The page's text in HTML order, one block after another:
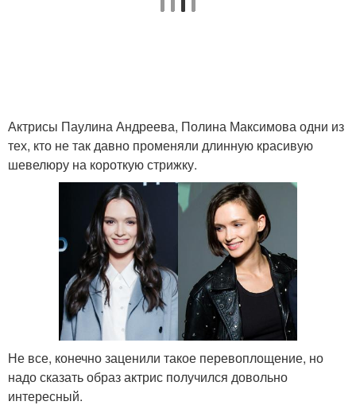
Актрисы Паулина Андреева, Полина Максимова одни из
тех, кто не так давно променяли длинную красивую
шевелюру на короткую стрижку.
Не все, конечно заценили такое перевоплощение, но
надо сказать образ актрис получился довольно
интересный.